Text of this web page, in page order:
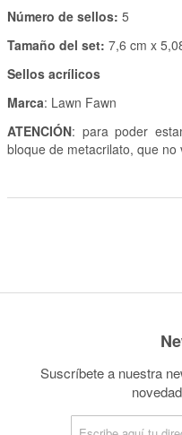
Número de sellos: 5
Tamaño del set: 7,6 cm x
Sellos acrílicos
Marca: Lawn Fawn
ATENCIÓN: para poder
bloque de metacrilato, que no
Suscríbete a nuestra